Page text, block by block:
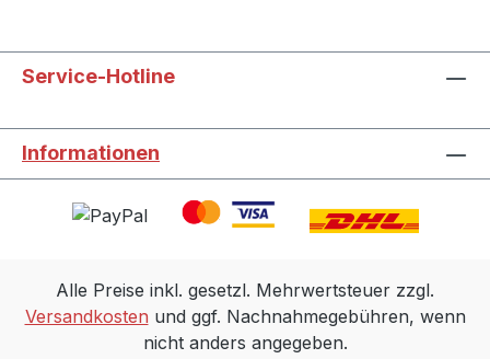
Service-Hotline
Informationen
Alle Preise inkl. gesetzl. Mehrwertsteuer zzgl.
Versandkosten und ggf. Nachnahmegebühren, wenn
nicht anders angegeben.